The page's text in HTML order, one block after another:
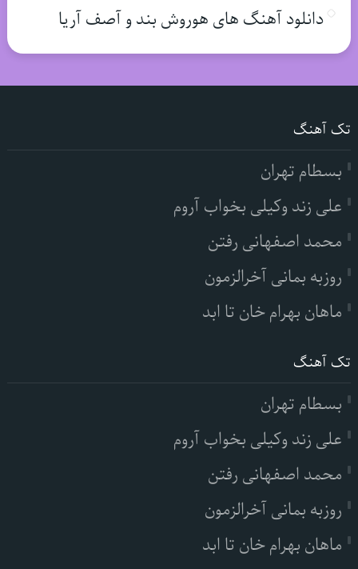
دانلود آهنگ های هوروش بند و آصف آریا
تک آهنگ
بسطام تهران
علی زند وکیلی بخواب آروم
محمد اصفهانی رفتن
روزبه بمانی آخرالزمون
ماهان بهرام خان تا ابد
تک آهنگ
بسطام تهران
علی زند وکیلی بخواب آروم
محمد اصفهانی رفتن
روزبه بمانی آخرالزمون
ماهان بهرام خان تا ابد